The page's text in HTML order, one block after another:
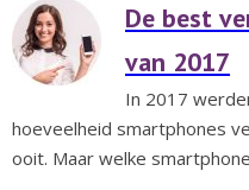
De best
van 2017
In 2017
hoeveelheid smartphones
ooit. Maar welke